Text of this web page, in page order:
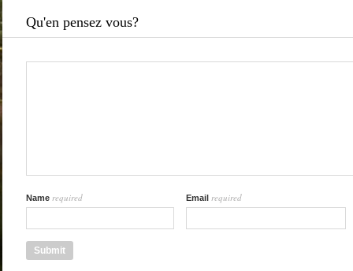
Qu'en pensez vous?
Name required Email required